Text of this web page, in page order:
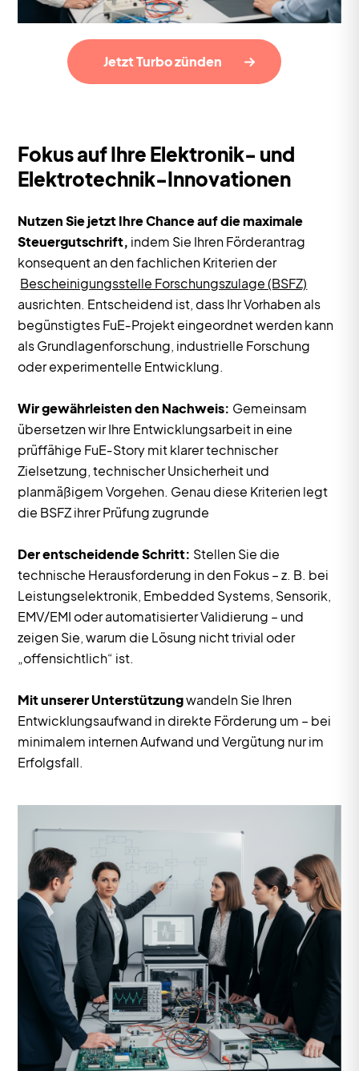
Jetzt Turbo zünden
Fokus auf Ihre Elektronik- und
Elektrotechnik-Innovationen
Nutzen Sie jetzt Ihre Chance auf die maximale
Steuergutschrift, indem Sie Ihren Förderantrag
konsequent an den fachlichen Kriterien der
Bescheinigungsstelle Forschungszulage (BSFZ)
ausrichten. Entscheidend ist, dass Ihr Vorhaben als
begünstigtes FuE‑Projekt eingeordnet werden kann
als Grundlagenforschung, industrielle Forschung
oder experimentelle Entwicklung.
Wir gewährleisten den Nachweis: Gemeinsam
übersetzen wir Ihre Entwicklungsarbeit in eine
prüffähige FuE‑Story mit klarer technischer
Zielsetzung, technischer Unsicherheit und
planmäßigem Vorgehen. Genau diese Kriterien legt
die BSFZ ihrer Prüfung zugrunde
Der entscheidende Schritt: Stellen Sie die
technische Herausforderung in den Fokus – z. B. bei
Leistungselektronik, Embedded Systems, Sensorik,
EMV/EMI oder automatisierter Validierung – und
zeigen Sie, warum die Lösung nicht trivial oder
„offensichtlich“ ist.
Mit unserer Unterstützungwandeln Sie Ihren
Entwicklungsaufwand in direkte Förderung um – bei
minimalem internen Aufwand und Vergütung nur im
Erfolgsfall.